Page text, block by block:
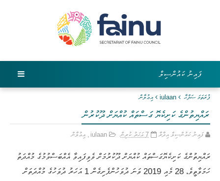
ފައިނު ކައުންސިލް
ފުރަތަމަ ޞަފްޙާ iulaan އިޢުލާން
ރައްޔިތުންގެ ކަށިކެޔޮ ގަސްތައް ކުއްޔަށް ދޫކުރުން
ފައިނު ކައުންސިލް އިދާރާ 7 އަހަރު ކުރިން iulaan
, އިޢުލާން
ރައްޔިތުންގެ ކަށިކެޔޮގަސްތައް ކުއްޔަށް ދޫކުރުމަށް ވެވިފައިވާ އެއްބަސްވުމުގެ މުއްދަތު
ހަމަވާތީވެ، 28 މެއި 2019 ވަނަ ދުވަހުންފެށިގެން 1 އަހަރު ދުވަހުގެ މުއްދަތަށް